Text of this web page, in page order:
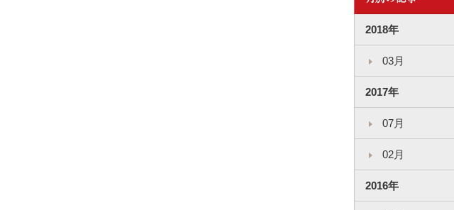
2018年
03月
2017年
07月
02月
2016年